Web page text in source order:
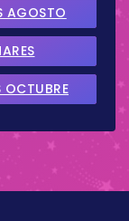
AGOSTO
OCTUBRE